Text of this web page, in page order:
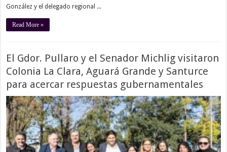
González y el delegado regional ...
Read More »
El Gdor. Pullaro y el Senador Michlig visitaron
Colonia La Clara, Aguará Grande y Santurce
para acercar respuestas gubernamentales